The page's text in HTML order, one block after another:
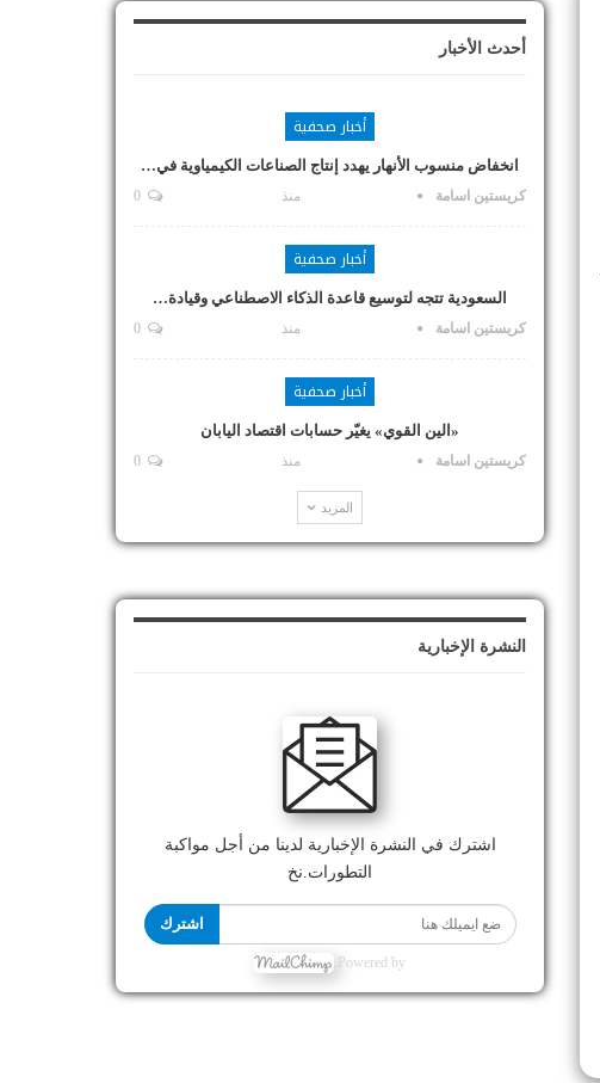
أحدث الأخبار
أخبار صحفية
انخفاض منسوب الأنهار يهدد إنتاج الصناعات الكيمياوية في…
كريستين اسامة منذ
أخبار صحفية
السعودية تتجه لتوسيع قاعدة الذكاء الاصطناعي وقيادة…
كريستين اسامة منذ
أخبار صحفية
«الين القوي» يغيّر حسابات اقتصاد اليابان
كريستين اسامة منذ
المزيد
النشرة الإخبارية
اشترك في النشرة الإخبارية لدينا من أجل مواكبة
التطورات.نخ
اشترك
Powered by